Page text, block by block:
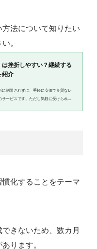
法について知りたい
。
は挫折しやすい？継続する
紹介
制限されずに、手軽に安価で良質なレ
ービスです。ただし気軽に受けられる
化することをテーマ
きないため、数カ月
ります。